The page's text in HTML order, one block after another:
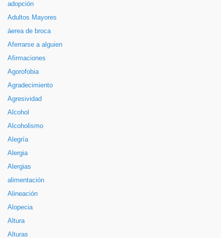
adopción
Adultos Mayores
áerea de broca
Aferrarse a alguien
Afirmaciones
Agorofobia
Agradecimiento
Agresividad
Alcohol
Alcoholismo
Alegría
Alergia
Alergias
alimentación
Alineación
Alopecia
Altura
Alturas